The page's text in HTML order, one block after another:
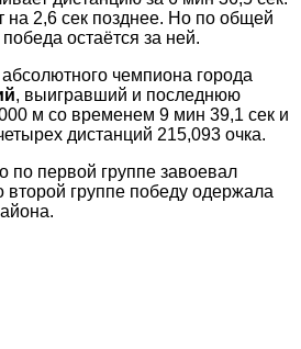
2,6 сек позднее. Но по общей
остаётся за ней.
чемпиона города
, выигравший и последнюю
м со временем 9 мин 39,1 сек и
дистанций 215,093 очка.
по первой группе завоевал
второй группе победу одержала